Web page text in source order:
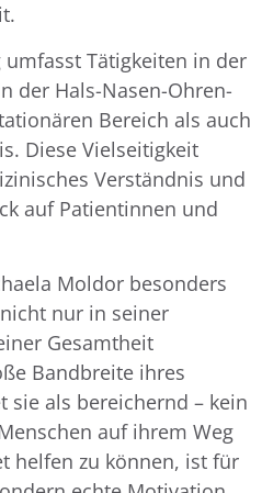
Tätigkeiten in der
der Hals-Nasen-Ohren-
Bereich als auch
Diese Vielseitigkeit
Verständnis und
auf Patientinnen und
Moldor besonders
nur in seiner
Gesamtheit
Bandbreite ihres
sie als bereichernd – kein
auf ihrem Weg
helfen zu können, ist für